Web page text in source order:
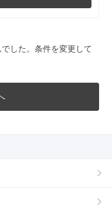
した。条件を変更して